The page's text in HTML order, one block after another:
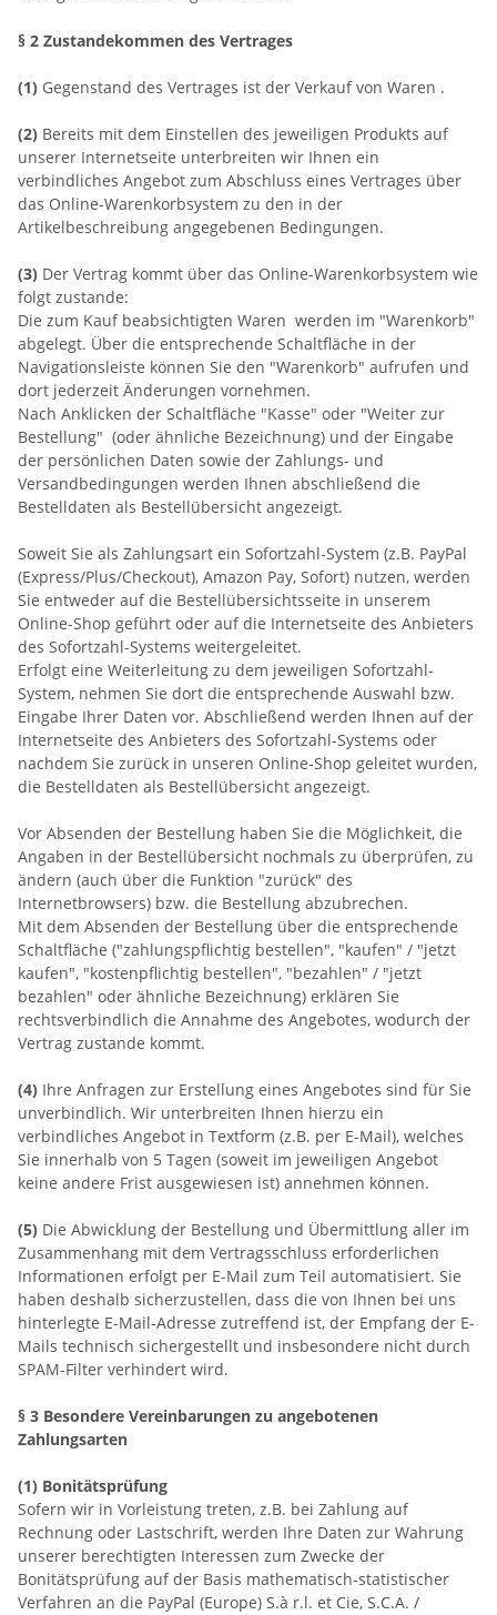
§ 2 Zustandekommen des Vertrages
(1) Gegenstand des Vertrages ist der Verkauf von Waren .
(2) Bereits mit dem Einstellen des jeweiligen Produkts auf
unserer Internetseite unterbreiten wir Ihnen ein
verbindliches Angebot zum Abschluss eines Vertrages über
das Online-Warenkorbsystem zu den in der
Artikelbeschreibung angegebenen Bedingungen.
(3) Der Vertrag kommt über das Online-Warenkorbsystem wie
folgt zustande:
Die zum Kauf beabsichtigten Waren werden im "Warenkorb"
abgelegt. Über die entsprechende Schaltfläche in der
Navigationsleiste können Sie den "Warenkorb" aufrufen und
dort jederzeit Änderungen vornehmen.
Nach Anklicken der Schaltfläche "Kasse" oder "Weiter zur
Bestellung" (oder ähnliche Bezeichnung) und der Eingabe
der persönlichen Daten sowie der Zahlungs- und
Versandbedingungen werden Ihnen abschließend die
Bestelldaten als Bestellübersicht angezeigt.
Soweit Sie als Zahlungsart ein Sofortzahl-System (z.B. PayPal
(Express/Plus/Checkout), Amazon Pay, Sofort) nutzen, werden
Sie entweder auf die Bestellübersichtsseite in unserem
Online-Shop geführt oder auf die Internetseite des Anbieters
des Sofortzahl-Systems weitergeleitet.
Erfolgt eine Weiterleitung zu dem jeweiligen Sofortzahl-
System, nehmen Sie dort die entsprechende Auswahl bzw.
Eingabe Ihrer Daten vor. Abschließend werden Ihnen auf der
Internetseite des Anbieters des Sofortzahl-Systems oder
nachdem Sie zurück in unseren Online-Shop geleitet wurden,
die Bestelldaten als Bestellübersicht angezeigt.
Vor Absenden der Bestellung haben Sie die Möglichkeit, die
Angaben in der Bestellübersicht nochmals zu überprüfen, zu
ändern (auch über die Funktion "zurück" des
Internetbrowsers) bzw. die Bestellung abzubrechen.
Mit dem Absenden der Bestellung über die entsprechende
Schaltfläche ("zahlungspflichtig bestellen", "kaufen" / "jetzt
kaufen", "kostenpflichtig bestellen", "bezahlen" / "jetzt
bezahlen" oder ähnliche Bezeichnung) erklären Sie
rechtsverbindlich die Annahme des Angebotes, wodurch der
Vertrag zustande kommt.
(4) Ihre Anfragen zur Erstellung eines Angebotes sind für Sie
unverbindlich. Wir unterbreiten Ihnen hierzu ein
verbindliches Angebot in Textform (z.B. per E-Mail), welches
Sie innerhalb von 5 Tagen (soweit im jeweiligen Angebot
keine andere Frist ausgewiesen ist) annehmen können.
(5) Die Abwicklung der Bestellung und Übermittlung aller im
Zusammenhang mit dem Vertragsschluss erforderlichen
Informationen erfolgt per E-Mail zum Teil automatisiert. Sie
haben deshalb sicherzustellen, dass die von Ihnen bei uns
hinterlegte E-Mail-Adresse zutreffend ist, der Empfang der E-
Mails technisch sichergestellt und insbesondere nicht durch
SPAM-Filter verhindert wird.
§ 3 Besondere Vereinbarungen zu angebotenen
Zahlungsarten
(1) Bonitätsprüfung
Sofern wir in Vorleistung treten, z.B. bei Zahlung auf
Rechnung oder Lastschrift, werden Ihre Daten zur Wahrung
unserer berechtigten Interessen zum Zwecke der
Bonitätsprüfung auf der Basis mathematisch-statistischer
Verfahren an die PayPal (Europe) S.à r.l. et Cie, S.C.A. /